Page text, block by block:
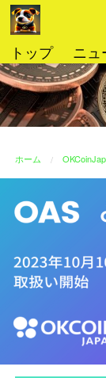
コ
ン
ン
ツ
へ
ス
プ
トップ ニュ
ホーム